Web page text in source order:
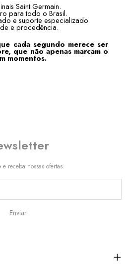
Saint Germain.
para todo o Brasil.
e suporte especializado.
e procedência.
cada segundo merece ser
que não apenas marcam o
momentos.
e receba nossas ofertas.